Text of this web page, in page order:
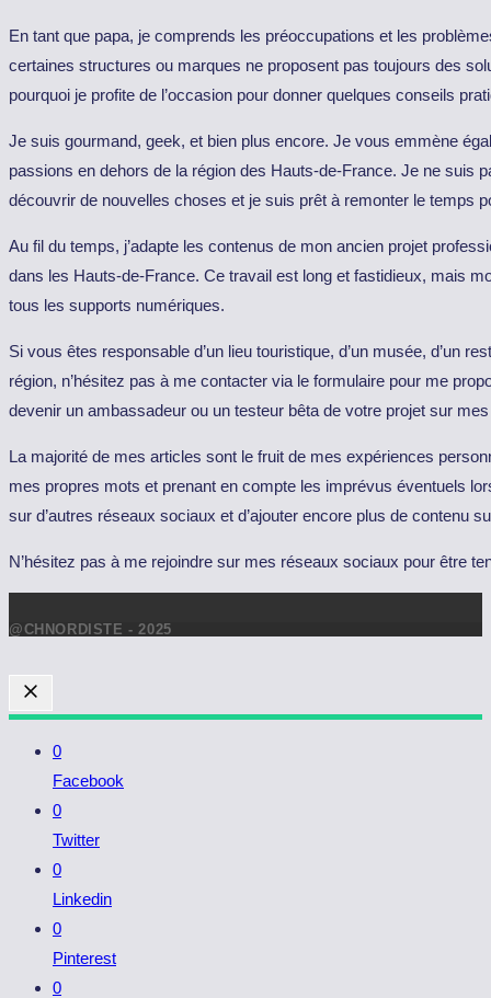
En tant que papa, je comprends les préoccupations et les
certaines structures ou marques ne proposent pas toujours des
pourquoi je profite de l’occasion pour donner quelques conseils
Je suis gourmand, geek, et bien plus encore. Je vous emmène
passions en dehors de la région des Hauts-de-France. Je ne suis
découvrir de nouvelles choses et je suis prêt à remonter le temps
Au fil du temps, j’adapte les contenus de mon ancien projet
dans les Hauts-de-France. Ce travail est long et fastidieux, mais
tous les supports numériques.
Si vous êtes responsable d’un lieu touristique, d’un musée, d’un
région, n’hésitez pas à me contacter via le formulaire pour me
devenir un ambassadeur ou un testeur bêta de votre projet sur
La majorité de mes articles sont le fruit de mes expériences
mes propres mots et prenant en compte les imprévus éventuels
sur d’autres réseaux sociaux et d’ajouter encore plus de contenu
N’hésitez pas à me rejoindre sur mes réseaux sociaux pour être
@CHNORDISTE - 2025
0
Facebook
0
Twitter
0
Linkedin
0
Pinterest
0